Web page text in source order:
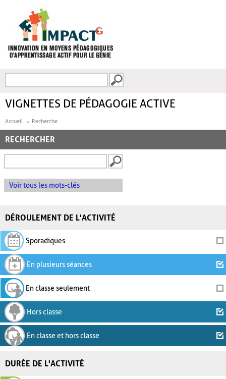
FORMULAIRE DE
VIGNETTES DE PÉDAGOGIE ACTIVE
Accueil Recherche
RECHERCHER
Voir tous les mots-clés
DÉROULEMENT DE L'ACTIVITÉ
Sporadiques
En plusieurs séances
En classe seulement
Hors classe
En classe et hors classe
DURÉE DE L'ACTIVITÉ